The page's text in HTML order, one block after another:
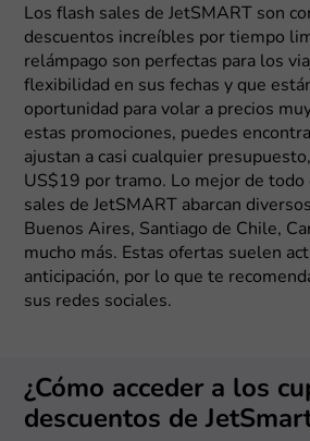
Los flash sales de JetSMART son
descuentos increíbles por tiempo
relámpago son perfectas para los
flexibilidad en sus fechas y que
oportunidad para volar a precios
estas promociones, puedes
ajustan a casi cualquier
US$19 por tramo. Lo mejor de todo
sales de JetSMART abarcan
Buenos Aires, Santiago de Chile,
mucho más. Estas ofertas suelen
anticipación, por lo que te
sus redes sociales.
¿Cómo acceder a los
descuentos de